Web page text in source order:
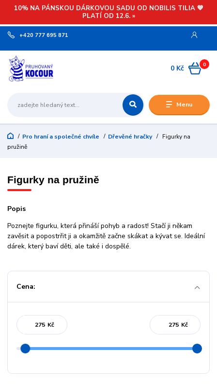
10% NA PÁNSKOU DÁRKOVOU SADU OD NOBILIS TILIA 💙
PLATÍ OD 12.6. »
Menu
+420 777 695 871
0
0 Kč
Pro hraní a společné chvíle Dřevěné hračky
Figurky na
pružině
Figurky na pružině
Popis
Poznejte figurku, která přináší pohyb a radost! Stačí ji někam
zavěsit a popostrřit ji a okamžitě začne skákat a kývat se. Ideální
dárek, který baví děti, ale také i dospělé.
Cena:
Kč Kč